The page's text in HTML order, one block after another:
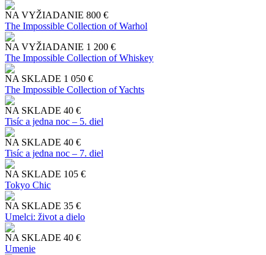
NA VYŽIADANIE 800 €
The Impossible Collection of Warhol
NA VYŽIADANIE 1 200 €
The Impossible Collection of Whiskey
NA SKLADE 1 050 €
The Impossible Collection of Yachts
NA SKLADE 40 €
Tisíc a jedna noc – 5. diel
NA SKLADE 40 €
Tisíc a jedna noc – 7. diel
NA SKLADE 105 €
Tokyo Chic
NA SKLADE 35 €
Umelci: život a dielo
NA SKLADE 40 €
Umenie